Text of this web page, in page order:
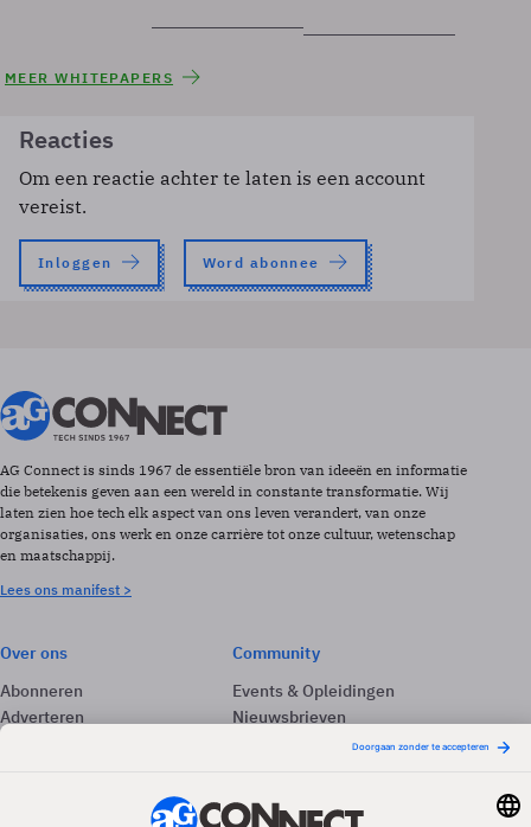
MEER WHITEPAPERS
Reacties
Om een reactie achter te laten is een account
vereist.
Inloggen Word abonnee
AG Connect is sinds 1967 de essentiële bron van ideeën en informatie
die betekenis geven aan een wereld in constante transformatie. Wij
laten zien hoe tech elk aspect van ons leven verandert, van onze
organisaties, ons werk en onze carrière tot onze cultuur, wetenschap
en maatschappij.
Lees ons manifest >
Over ons
Abonneren
Adverteren
Community
Events & Opleidingen
Nieuwsbrieven